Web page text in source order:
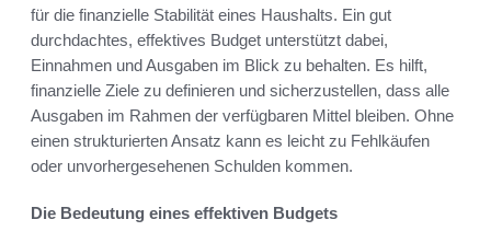
für die finanzielle Stabilität eines Haushalts. Ein gut
durchdachtes, effektives Budget unterstützt dabei,
Einnahmen und Ausgaben im Blick zu behalten. Es hilft,
finanzielle Ziele zu definieren und sicherzustellen, dass alle
Ausgaben im Rahmen der verfügbaren Mittel bleiben. Ohne
einen strukturierten Ansatz kann es leicht zu Fehlkäufen
oder unvorhergesehenen Schulden kommen.
Die Bedeutung eines effektiven Budgets